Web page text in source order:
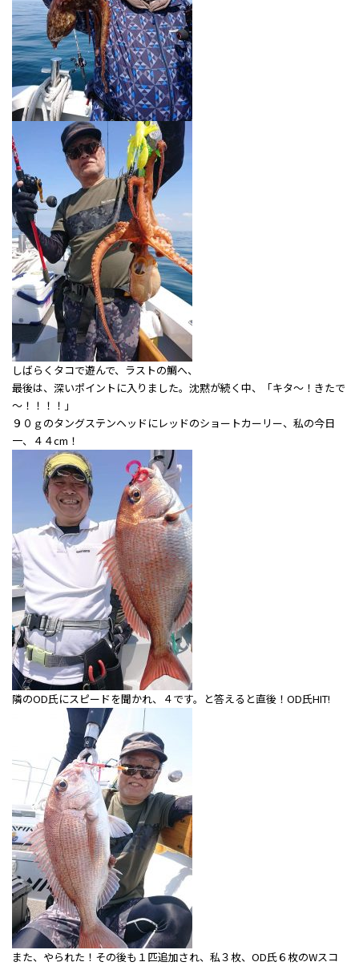
しばらくタコで遊んで、ラストの鯛へ、
最後は、深いポイントに入りました。沈黙が続く中、「キタ～！きたで
～！！！！」
９０ｇのタングステンヘッドにレッドのショートカーリー、私の今日
一、４４cm！
隣のOD氏にスピードを聞かれ、４です。と答えると直後！OD氏HIT!
また、やられた！その後も１匹追加され、私３枚、OD氏６枚のWスコ